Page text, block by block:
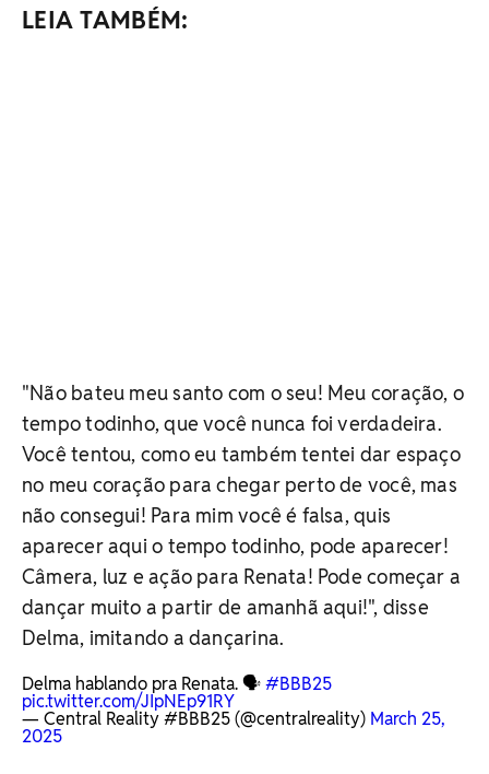
LEIA TAMBÉM:
"Não bateu meu santo com o seu! Meu coração, o
tempo todinho, que você nunca foi verdadeira.
Você tentou, como eu também tentei dar espaço
no meu coração para chegar perto de você, mas
não consegui! Para mim você é falsa, quis
aparecer aqui o tempo todinho, pode aparecer!
Câmera, luz e ação para Renata! Pode começar a
dançar muito a partir de amanhã aqui!", disse
Delma, imitando a dançarina.
Delma hablando pra Renata. 🗣️#BBB25
pic.twitter.com/JIpNEp91RY
— Central Reality #BBB25 (@centralreality) March 25,
2025